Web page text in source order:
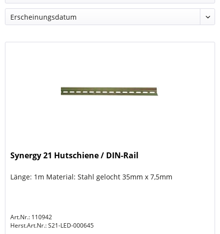
Synergy 21 Hutschiene / DIN-Rail
Länge: 1m Material: Stahl gelocht 35mm x 7,5mm
Art.Nr.: 110942
Herst.Art.Nr.:S21-LED-000645